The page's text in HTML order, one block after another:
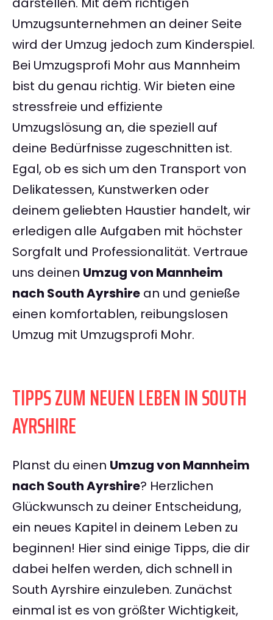
Umzugsunternehmen an deiner Seite
wird der Umzug jedoch zum Kinderspiel.
Bei Umzugsprofi Mohr aus Mannheim
bist du genau richtig. Wir bieten eine
stressfreie und effiziente
Umzugslösung an, die speziell auf
deine Bedürfnisse zugeschnitten ist.
Egal, ob es sich um den Transport von
Delikatessen, Kunstwerken oder
deinem geliebten Haustier handelt, wir
erledigen alle Aufgaben mit höchster
Sorgfalt und Professionalität. Vertraue
uns deinen Umzug von Mannheim
nach South Ayrshire an und genieße
einen komfortablen, reibungslosen
Umzug mit Umzugsprofi Mohr.
TIPPS ZUM NEUEN LEBEN IN SOUTH
AYRSHIRE
Planst du einen Umzug von Mannheim
nach South Ayrshire? Herzlichen
Glückwunsch zu deiner Entscheidung,
ein neues Kapitel in deinem Leben zu
beginnen! Hier sind einige Tipps, die dir
dabei helfen werden, dich schnell in
South Ayrshire einzuleben. Zunächst
einmal ist es von größter Wichtigkeit,